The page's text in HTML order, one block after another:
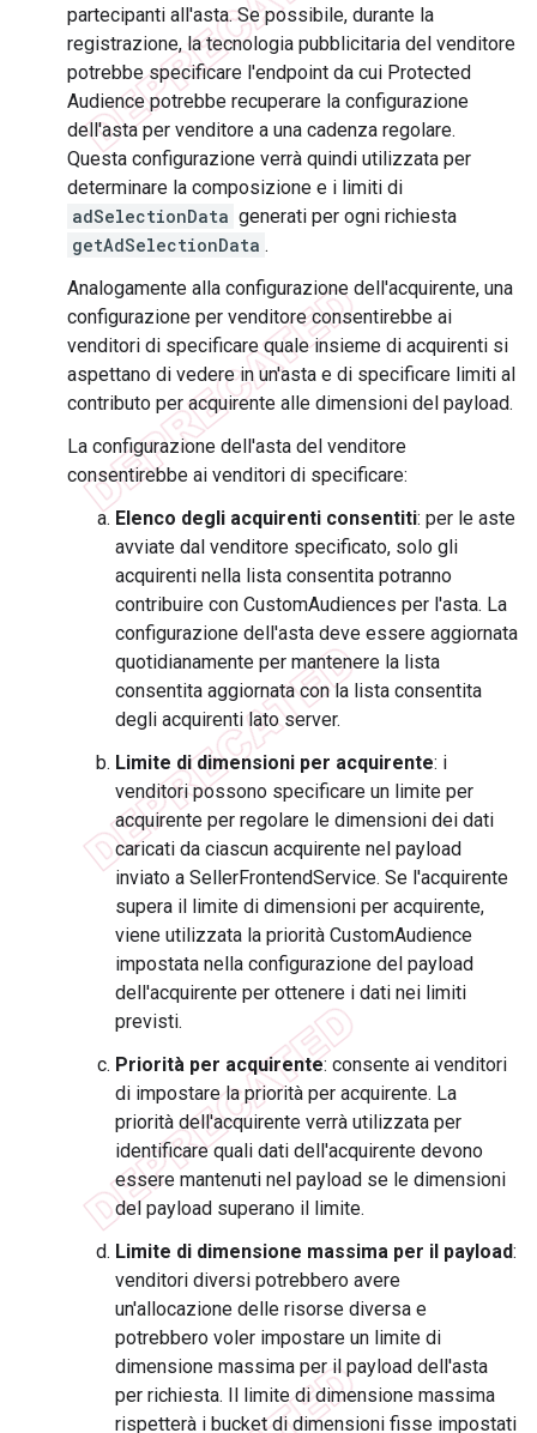
partecipanti all'asta. Se possibile, durante la
registrazione, la tecnologia pubblicitaria del venditore
potrebbe specificare l'endpoint da cui Protected
Audience potrebbe recuperare la configurazione
dell'asta per venditore a una cadenza regolare.
Questa configurazione verrà quindi utilizzata per
determinare la composizione e i limiti di
adSelectionData generati per ogni richiesta
getAdSelectionData .
Analogamente alla configurazione dell'acquirente, una
configurazione per venditore consentirebbe ai
venditori di specificare quale insieme di acquirenti si
aspettano di vedere in un'asta e di specificare limiti al
contributo per acquirente alle dimensioni del payload.
La configurazione dell'asta del venditore
consentirebbe ai venditori di specificare:
Elenco degli acquirenti consentiti: per le aste
avviate dal venditore specificato, solo gli
acquirenti nella lista consentita potranno
contribuire con CustomAudiences per l'asta. La
configurazione dell'asta deve essere aggiornata
quotidianamente per mantenere la lista
consentita aggiornata con la lista consentita
degli acquirenti lato server.
Limite di dimensioni per acquirente: i
venditori possono specificare un limite per
acquirente per regolare le dimensioni dei dati
caricati da ciascun acquirente nel payload
inviato a SellerFrontendService. Se l'acquirente
supera il limite di dimensioni per acquirente,
viene utilizzata la priorità CustomAudience
impostata nella configurazione del payload
dell'acquirente per ottenere i dati nei limiti
previsti.
Priorità per acquirente: consente ai venditori
di impostare la priorità per acquirente. La
priorità dell'acquirente verrà utilizzata per
identificare quali dati dell'acquirente devono
essere mantenuti nel payload se le dimensioni
del payload superano il limite.
Limite di dimensione massima per il payload:
venditori diversi potrebbero avere
un'allocazione delle risorse diversa e
potrebbero voler impostare un limite di
dimensione massima per il payload dell'asta
per richiesta. Il limite di dimensione massima
rispetterà i bucket di dimensioni fisse impostati